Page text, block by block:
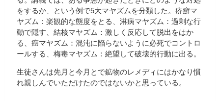
をするか、という例で5大マヤズムを分類した。疥癬マ
ヤズム：楽観的な態度をとる、淋病マヤズム：過剰な行
動で隠す、結核マヤズム：激しく反応して脱出をはか
る、癌マヤズム：混沌に陥らないように必死でコントロ
ールする、梅毒マヤズム：絶望して破壊的行動に出る。
生徒さんは先月と今月とで鉱物のレメディにはかなり慣
れ親しんでいただけたのではないかと思っている。